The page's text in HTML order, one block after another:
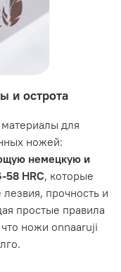
и острота
для
ножей:
немецкую и
58 HRC, которые
прочность и
простые правила
ножи onnaaruji